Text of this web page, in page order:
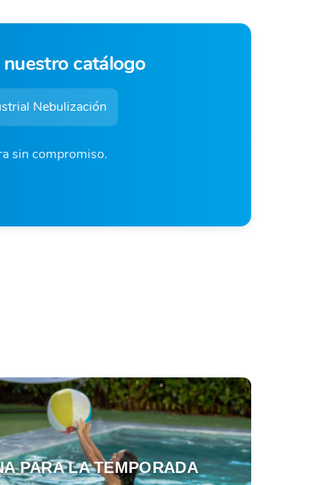
catálogo
Nebulización
sin compromiso.
PARA LA TEMPORADA